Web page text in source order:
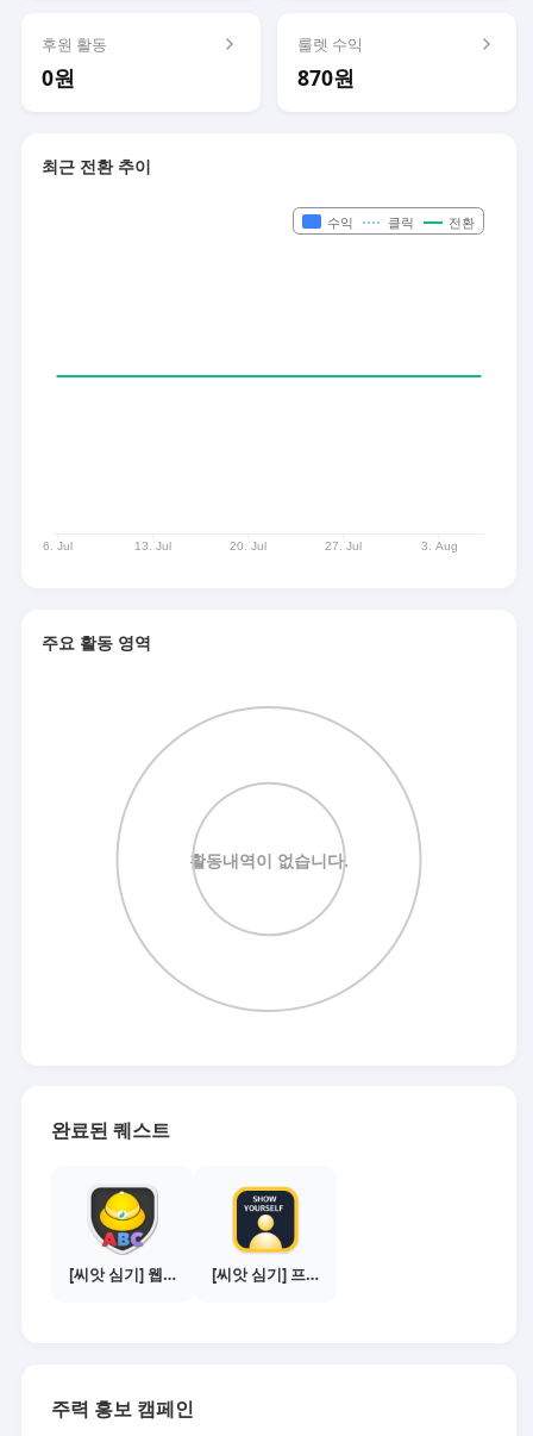
후원 활동
0원
룰렛 수익
870원
최근 전환 추이
주요 활동 영역
완료된 퀘스트
[씨앗 심기] 웹툰보기 - 주의사항 편 [씨앗 심기] 프로필 사진 등록하기
주력 홍보 캠페인